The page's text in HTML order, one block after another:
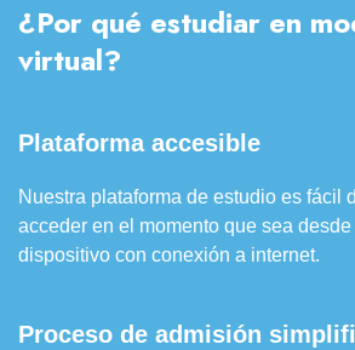
¿Por qué estudiar en
virtual?
Plataforma accesible
Nuestra plataforma de estudio es fácil
acceder en el momento que sea
dispositivo con conexión a internet.
Proceso de admisión